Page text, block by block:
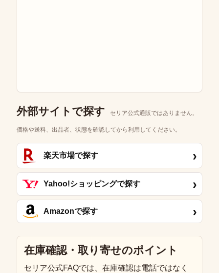
外部サイトで探す セリア公式通販ではありません。
価格や送料、出品者、状態を確認してから利用してください。
楽天市場で探す ›
Yahoo!ショッピングで探す ›
Amazonで探す ›
在庫確認・取り寄せのポイント
セリア公式FAQでは、在庫確認は電話ではなく